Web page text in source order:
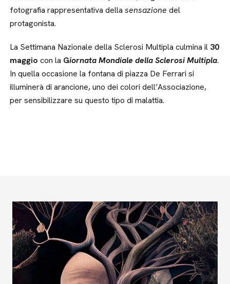
fotografia rappresentativa dellasensazione del
protagonista.
La Settimana Nazionale della Sclerosi Multipla culmina il 30
maggio con la Giornata Mondiale della Sclerosi Multipla.
In quella occasione la fontana di piazza De Ferrari si
illuminerà di arancione, uno dei colori dell’Associazione,
per sensibilizzare su questo tipo di malattia.